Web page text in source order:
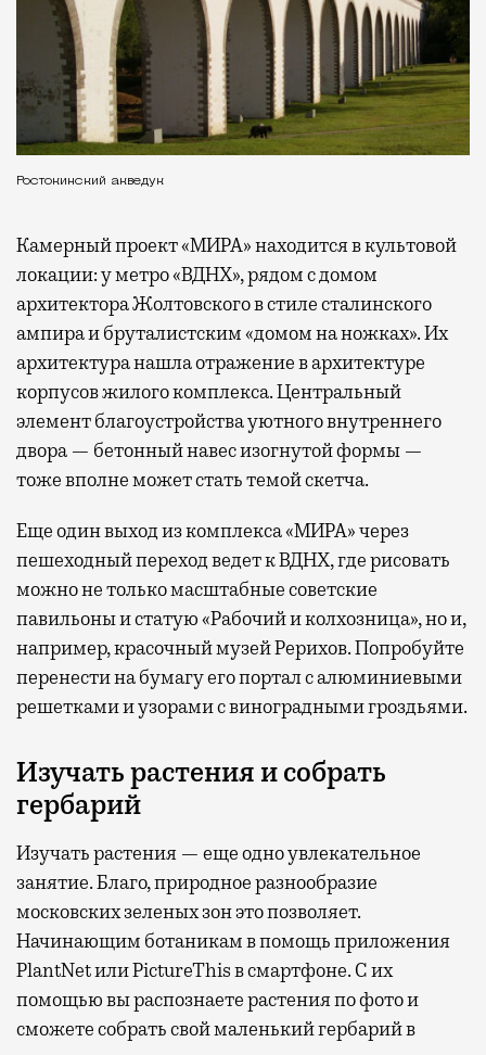
Ростокинский акведук
Камерный проект «МИРА» находится в культовой
локации: у метро «ВДНХ», рядом с домом
архитектора Жолтовского в стиле сталинского
ампира и бруталистским «домом на ножках». Их
архитектура нашла отражение в архитектуре
корпусов жилого комплекса. Центральный
элемент благоустройства уютного внутреннего
двора — бетонный навес изогнутой формы —
тоже вполне может стать темой скетча.
Еще один выход из комплекса «МИРА» через
пешеходный переход ведет к ВДНХ, где рисовать
можно не только масштабные советские
павильоны и статую «Рабочий и колхозница», но и,
например, красочный музей Рерихов. Попробуйте
перенести на бумагу его портал с алюминиевыми
решетками и узорами с виноградными гроздьями.
Изучать растения и собрать
гербарий
Изучать растения — еще одно увлекательное
занятие. Благо, природное разнообразие
московских зеленых зон это позволяет.
Начинающим ботаникам в помощь приложения
PlantNet или PictureThis в смартфоне. С их
помощью вы распознаете растения по фото и
сможете собрать свой маленький гербарий в